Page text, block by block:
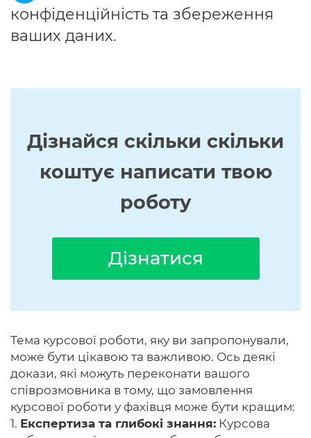
конфіденційність та збереження
ваших даних.
Дізнайся скільки скільки
коштує написати твою
роботу
Дізнатися
Тема курсової роботи, яку ви запропонували,
може бути цікавою та важливою. Ось деякі
докази, які можуть переконати вашого
співрозмовника в тому, що замовлення
курсової роботи у фахівця може бути кращим:
1. Експертиза та глибокі знання: Курсова